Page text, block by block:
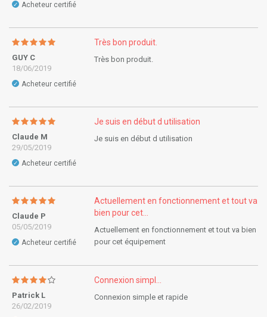
✓ Acheteur certifié
GUY C
18/06/2019
✓ Acheteur certifié
Très bon produit.
Très bon produit.
Claude M
29/05/2019
✓ Acheteur certifié
Je suis en début d utilisation
Je suis en début d utilisation
Claude P
05/05/2019
✓ Acheteur certifié
Actuellement en fonctionnement et tout va
bien pour cet...
Actuellement en fonctionnement et tout va bien
pour cet équipement
Patrick L
26/02/2019
Connexion simpl...
Connexion simple et rapide